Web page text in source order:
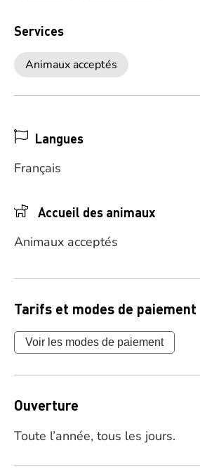
Services
Animaux acceptés
Langues
Français
Accueil des animaux
Animaux acceptés
Tarifs et modes de paiement
Voir les modes de paiement
Ouverture
Toute l’année, tous les jours.